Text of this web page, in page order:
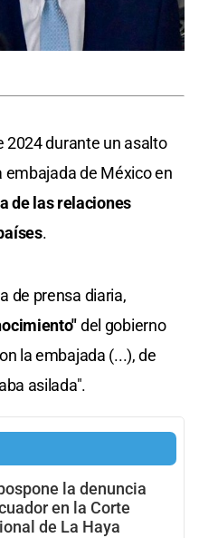
2024 durante un asalto
embajada de México en
de las relaciones
.
de prensa diaria,
del gobierno
la embajada (...), de
asilada".
la denuncia
en la Corte
de La Haya